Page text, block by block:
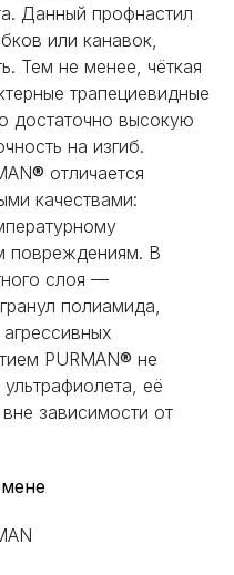
Данный профнастил
или канавок,
Тем не менее, чёткая
трапециевидные
достаточно высокую
на изгиб.
® отличается
качествами:
повреждениям. В
слоя —
полиамида,
PURMAN® не
её
зависимости от